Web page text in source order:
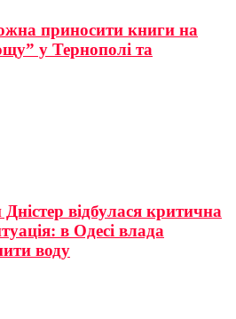
приносити книги на
у Тернополі та
відбулася критична
в Одесі влада
воду